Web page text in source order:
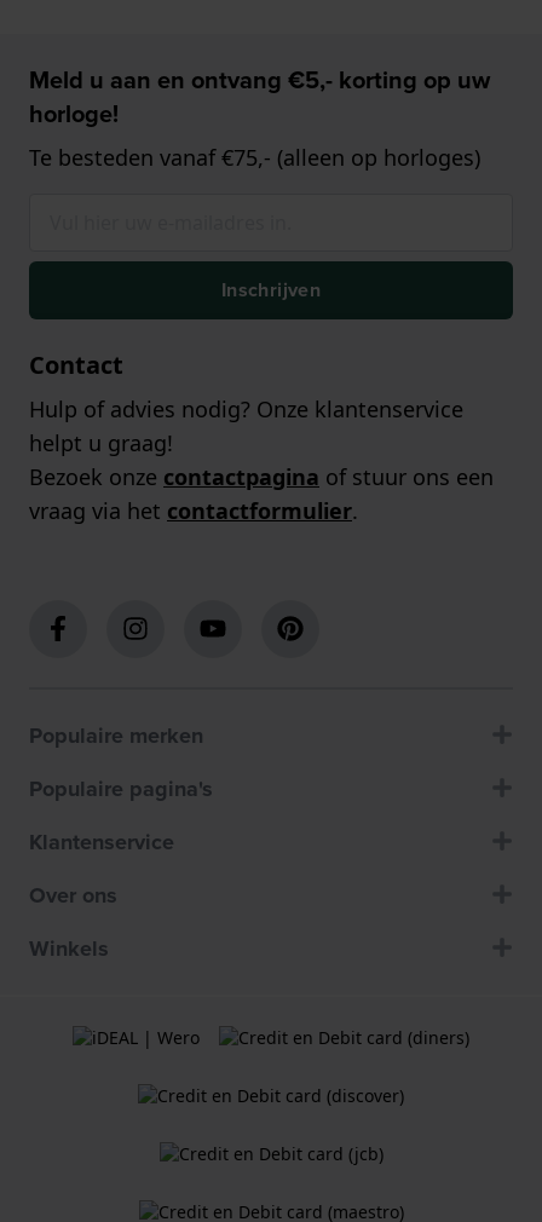
Meld u aan en ontvang €5,- korting op uw
horloge!
Te besteden vanaf €75,- (alleen op horloges)
Inschrijven
Contact
Hulp of advies nodig? Onze klantenservice
helpt u graag!
Bezoek onze contactpagina of stuur ons een
vraag via het contactformulier.
Populaire merken
Populaire pagina's
Klantenservice
Over ons
Winkels